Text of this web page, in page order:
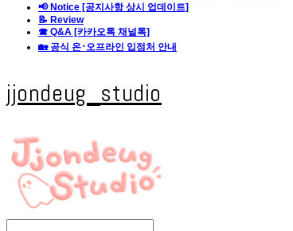
📢 Notice [공지사항 상시 업데이트]
📝 Review
☎ Q&A [카카오톡 채널톡]
🏡 공식 온･오프라인 입점처 안내
jjondeug_studio